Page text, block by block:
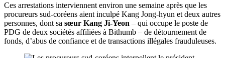
Ces arrestations interviennent environ une semaine après que les
procureurs sud-coréens aient inculpé Kang Jong-hyun et deux autres
personnes, dont sa sœur Kang Ji-Yeon – qui occupe le poste de
PDG de deux sociétés affiliées à Bithumb – de détournement de
fonds, d’abus de confiance et de transactions illégales frauduleuses.